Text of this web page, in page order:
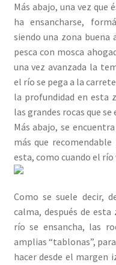
Más abajo, una vez que
ha ensancharse,
siendo una zona
pesca con mosca
una vez avanzada la
el río se pega a la
la profundidad en esta
las grandes rocas que
Más abajo, se
más que
esta, como cuando el
Como se suele decir,
calma, después de
río se ensancha, las
amplias “tablonas”,
hacer desde el margen